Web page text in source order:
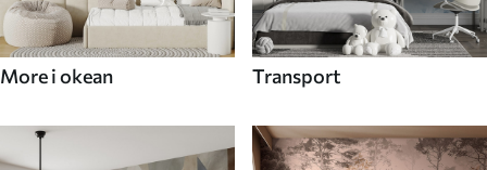
More i okean Transport